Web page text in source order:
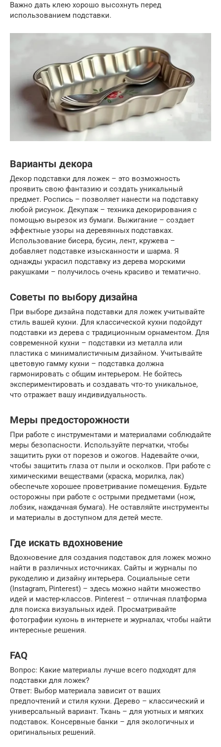
Важно дать клею хорошо высохнуть перед
использованием подставки.
Варианты декора
Декор подставки для ложек – это возможность
проявить свою фантазию и создать уникальный
предмет. Роспись – позволяет нанести на подставку
любой рисунок. Декупаж – техника декорирования с
помощью вырезок из бумаги. Выжигание – создает
эффектные узоры на деревянных подставках.
Использование бисера, бусин, лент, кружева –
добавляет подставке изысканности и шарма. Я
однажды украсил подставку из дерева морскими
ракушками – получилось очень красиво и тематично.
Советы по выбору дизайна
При выборе дизайна подставки для ложек учитывайте
стиль вашей кухни. Для классической кухни подойдут
подставки из дерева с традиционным орнаментом. Для
современной кухни – подставки из металла или
пластика с минималистичным дизайном. Учитывайте
цветовую гамму кухни – подставка должна
гармонировать с общим интерьером. Не бойтесь
экспериментировать и создавать что-то уникальное,
что отражает вашу индивидуальность.
Меры предосторожности
При работе с инструментами и материалами соблюдайте
меры безопасности. Используйте перчатки, чтобы
защитить руки от порезов и ожогов. Надевайте очки,
чтобы защитить глаза от пыли и осколков. При работе с
химическими веществами (краска, морилка, лак)
обеспечьте хорошее проветривание помещения. Будьте
осторожны при работе с острыми предметами (нож,
лобзик, наждачная бумага). Не оставляйте инструменты
и материалы в доступном для детей месте.
Где искать вдохновение
Вдохновение для создания подставок для ложек можно
найти в различных источниках. Сайты и журналы по
рукоделию и дизайну интерьера. Социальные сети
(Instagram, Pinterest) – здесь можно найти множество
идей и мастер-классов. Pinterest – отличная платформа
для поиска визуальных идей. Просматривайте
фотографии кухонь в интернете и журналах, чтобы найти
интересные решения.
FAQ
Вопрос: Какие материалы лучше всего подходят для
подставки для ложек?
Ответ: Выбор материала зависит от ваших
предпочтений и стиля кухни. Дерево – классический и
универсальный вариант. Ткань – для уютных и мягких
подставок. Консервные банки – для экологичных и
оригинальных решений.